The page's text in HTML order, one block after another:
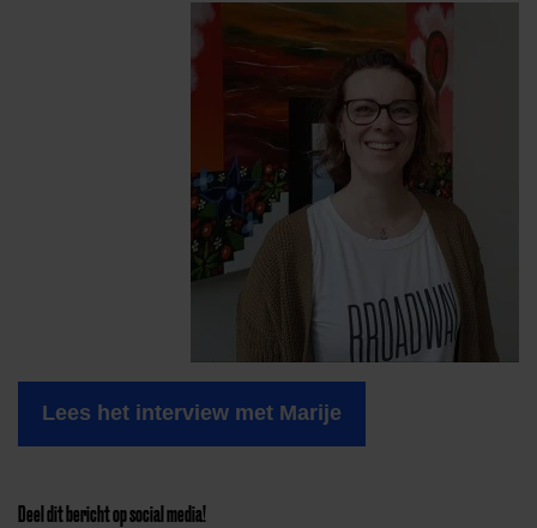
Lees het interview met Marije
Deel dit bericht op social media!